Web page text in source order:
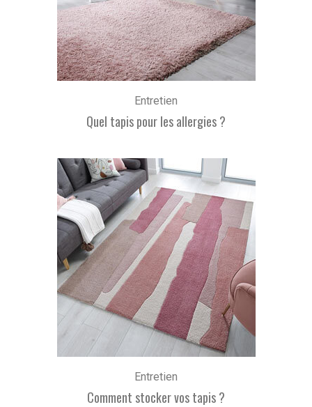
Entretien
Quel tapis pour les allergies ?
Entretien
Comment stocker vos tapis ?